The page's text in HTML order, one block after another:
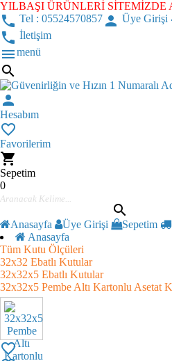
YILBAŞI ÜRÜNLERİ SİTEMİZDE
phone Tel : 05524570857 person Üye Girişi
phone İletişim
menumenü
search
person
Hesabım
favorite_border
Favorilerim
shopping_cart
Sepetim
0
search
Anasayfa Üye Girişi Sepetim
Anasayfa
Tüm Kutu Ölçüleri
32x32 Ebatlı Kutular
32x32x5 Ebatlı Kutular
32x32x5 Pembe Altı Kartonlu Asetat
favorite_border